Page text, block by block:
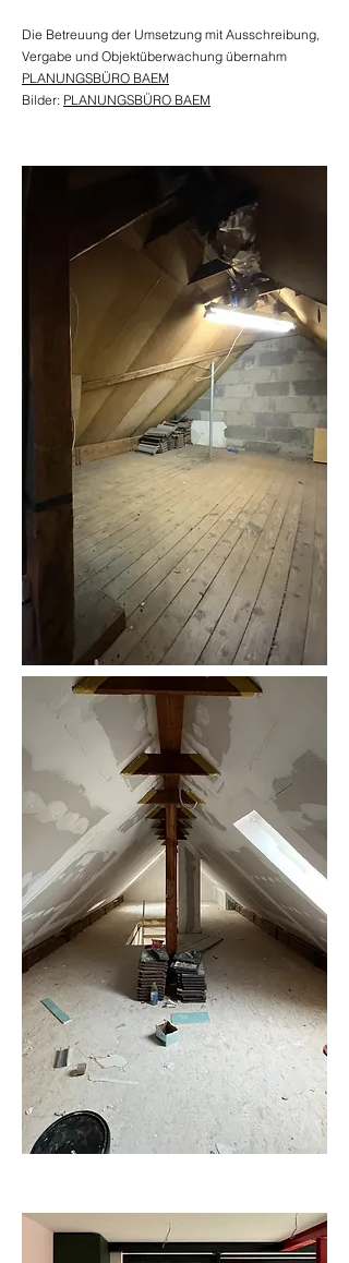
Die Betreuung der Umsetzung mit Ausschreibung,
Vergabe und Objektüberwachung übernahm
PLANUNGSBÜRO BAEM
Bilder: PLANUNGSBÜRO BAEM